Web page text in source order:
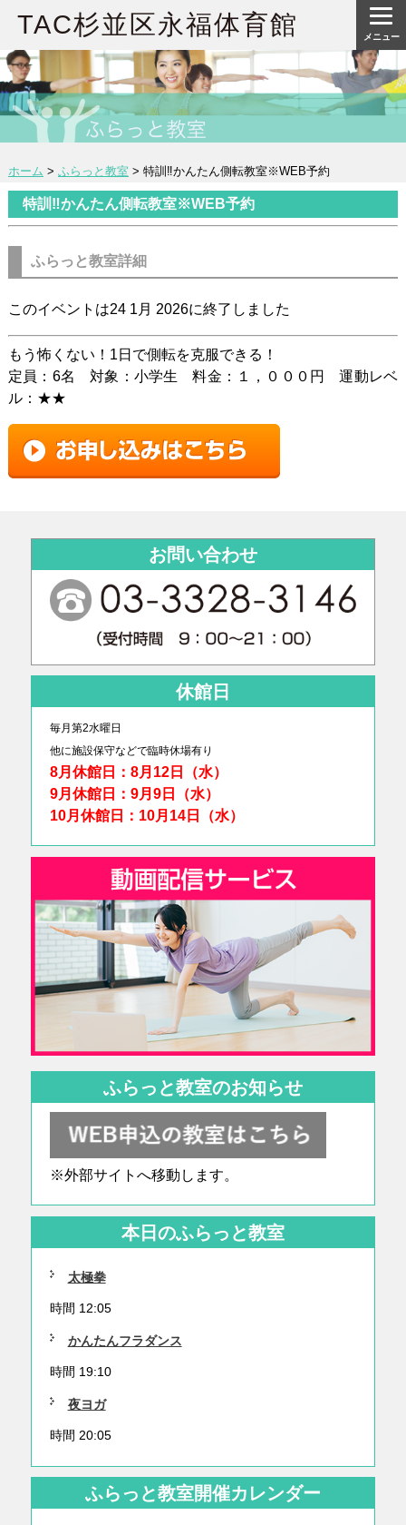
TAC杉並区永福体育館
ホーム > ふらっと教室 > 特訓‼かんたん側転教室※WEB予約
特訓‼かんたん側転教室※WEB予約
ふらっと教室詳細
このイベントは24 1月 2026に終了しました
もう怖くない！1日で側転を克服できる！
定員：6名 対象：小学生 料金：１，０００円 運動レベ
ル：★★
お問い合わせ
休館日
毎月第2水曜日
他に施設保守などで臨時休場有り
8月休館日：8月12日（水）
9月休館日：9月9日（水）
10月休館日：10月14日（水）
ふらっと教室のお知らせ
※外部サイトへ移動します。
本日のふらっと教室
太極拳
時間 12:05
かんたんフラダンス
時間 19:10
夜ヨガ
時間 20:05
ふらっと教室開催カレンダー
メニュー